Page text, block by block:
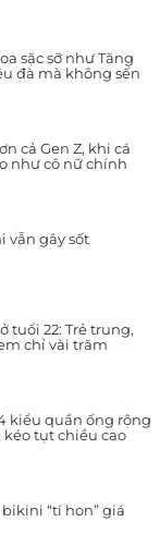
sặc sỡ như Tăng
đà mà không sến
cả Gen Z, khi cá
như cô nữ chính
vẫn gây sốt
tuổi 22: Trẻ trung,
chỉ vài trăm
kiểu quần ống rộng
kéo tụt chiều cao
“tí hon” giá